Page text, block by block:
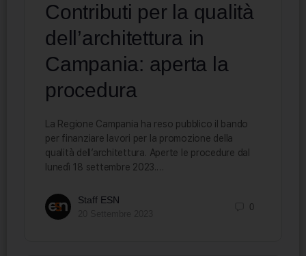
Contributi per la qualità
dell’architettura in
Campania: aperta la
procedura
La Regione Campania ha reso pubblico il bando
per finanziare lavori per la promozione della
qualità dell’architettura. Aperte le procedure dal
lunedì 18 settembre 2023.…
Staff ESN
0